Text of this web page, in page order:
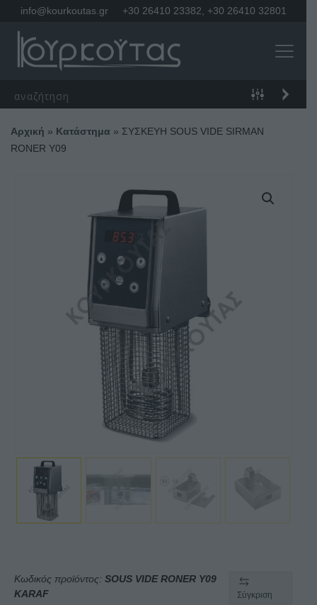
info@kourkoutas.gr +30 26410 23382 +30 26410 32801
Αρχική » Κατάστημα » ΣΥΣΚΕΥΗ SOUS VIDE SIRMAN
RONER Y09
Κωδικός προϊόντος: SOUS VIDE RONER Y09
KARAF
Σύγκριση